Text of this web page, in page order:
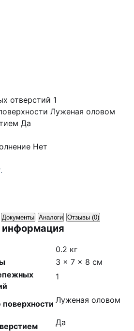
отверстий 1
Луженая оловом
Да
Нет
Документы Аналоги Отзывы (0)
информация
0.2 кг
3 × 7 × 8 см
1
Луженая оловом
Да